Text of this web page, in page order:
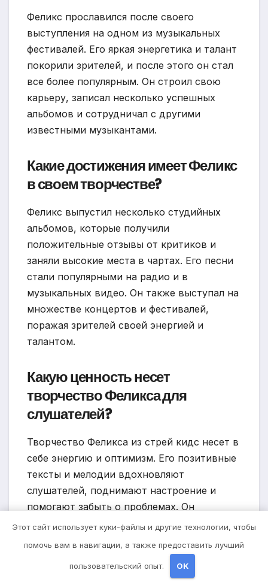
Феликс прославился после своего
выступления на одном из музыкальных
фестивалей. Его яркая энергетика и талант
покорили зрителей, и после этого он стал
все более популярным. Он строил свою
карьеру, записал несколько успешных
альбомов и сотрудничал с другими
известными музыкантами.
Какие достижения имеет Феликс
в своем творчестве?
Феликс выпустил несколько студийных
альбомов, которые получили
положительные отзывы от критиков и
заняли высокие места в чартах. Его песни
стали популярными на радио и в
музыкальных видео. Он также выступал на
множестве концертов и фестивалей,
поражая зрителей своей энергией и
талантом.
Какую ценность несет
творчество Феликса для
слушателей?
Творчество Феликса из стрей кидс несет в
себе энергию и оптимизм. Его позитивные
тексты и мелодии вдохновляют
слушателей, поднимают настроение и
помогают забыть о проблемах. Он
продолжает радовать своих поклонников
благотворительных проектах.
Этот сайт использует куки-файлы и другие технологии, чтобы
помочь вам в навигации, а также предоставить лучший
пользовательский опыт. OK